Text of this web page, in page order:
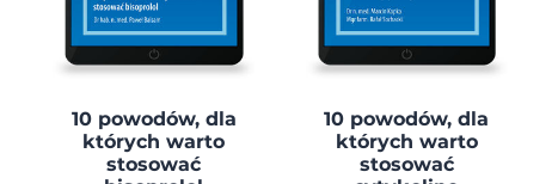
10 powodów, dla
których warto
stosować
10 powodów, dla
których warto
stosować